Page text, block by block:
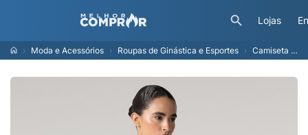
Lojas
Moda e Acessórios Roupas de Ginástica e Esportes Camiseta Feminina CBF NK Tonal Tee Off White